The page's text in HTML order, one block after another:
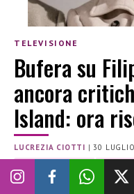
TELEVISIONE
Bufera su
ancora
Island: ora
LUCREZIA CIOTTI |30